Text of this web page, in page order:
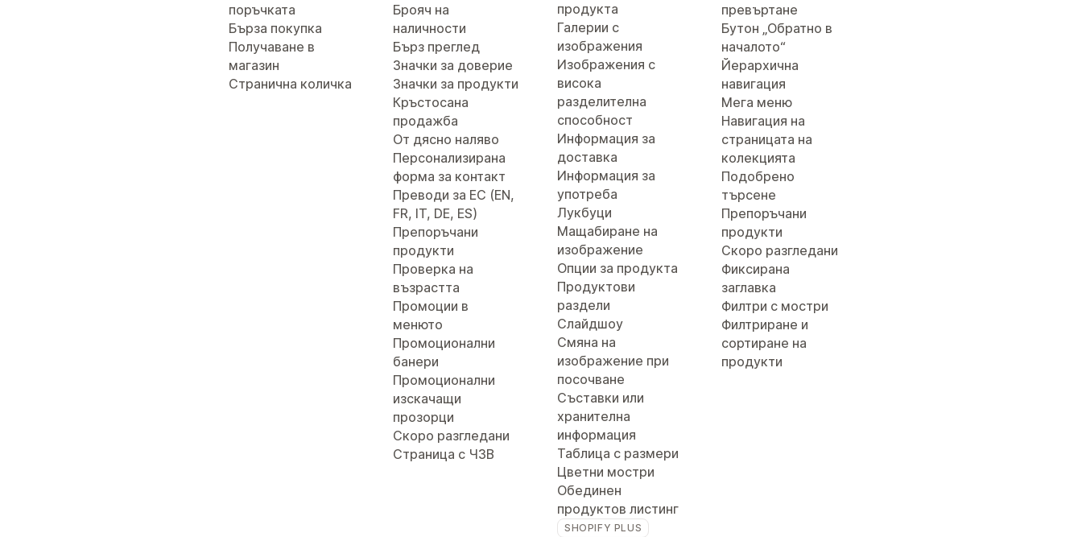
поръчката
Бърза покупка
Получаване в
магазин
Странична количка
Брояч на
наличности
Бърз преглед
Значки за доверие
Значки за продукти
Кръстосана
продажба
От дясно наляво
Персонализирана
форма за контакт
Преводи за ЕС (EN,
FR, IT, DE, ES)
Препоръчани
продукти
Проверка на
възрастта
Промоции в
менюто
Промоционални
банери
Промоционални
изскачащи
прозорци
Скоро разгледани
Страница с ЧЗВ
продукта
Галерии с
изображения
Изображения с
висока
разделителна
способност
Информация за
доставка
Информация за
употреба
Лукбуци
Мащабиране на
изображение
Опции за продукта
Продуктови
раздели
Слайдшоу
Смяна на
изображение при
посочване
Съставки или
хранителна
информация
Таблица с размери
Цветни мостри
Обединен
продуктов листинг
SHOPIFY PLUS
превъртане
Бутон „Обратно в
началото“
Йерархична
навигация
Мега меню
Навигация на
страницата на
колекцията
Подобрено
търсене
Препоръчани
продукти
Скоро разгледани
Фиксирана
заглавка
Филтри с мостри
Филтриране и
сортиране на
продукти